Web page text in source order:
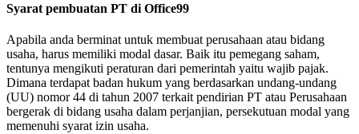
Syarat pembuatan PT di Office99
Apabila anda berminat untuk membuat perusahaan atau bidang
usaha, harus memiliki modal dasar. Baik itu pemegang saham,
tentunya mengikuti peraturan dari pemerintah yaitu wajib pajak.
Dimana terdapat badan hukum yang berdasarkan undang-undang
(UU) nomor 44 di tahun 2007 terkait pendirian PT atau Perusahaan
bergerak di bidang usaha dalam perjanjian, persekutuan modal yang
memenuhi syarat izin usaha.